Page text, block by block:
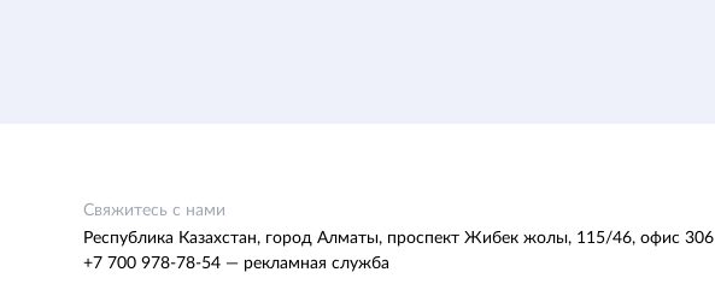
Свяжитесь с нами
Республика Казахстан, город Алматы, проспект Жибек жолы, 115/46, офис 306
+7 700 978-78-54 — рекламная служба